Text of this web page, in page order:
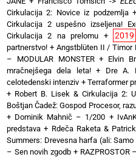
Cirkulacija 2: Novice iz podzemlja
Cirkulacija 2 uspešno izseljena!
Cirkulacija 2 na prelomu + 2019
partnerstvo! + Angstblüten II / Timor
– MODULAR MONSTER+ Elvin
mračnejšega dela leta!+ Dre A.
celotedenski intenziv +Terraformer
+ Robert B. Lisek & Cirkulacija 2:
Boštjan Čadež: Gospod Procesor,
+ Dominik Mahnič – 1/200 +
predstava + Rdeča Raketa &
Summers: Drevesna harfa (ali: Samo
– Sen novih zgodb +